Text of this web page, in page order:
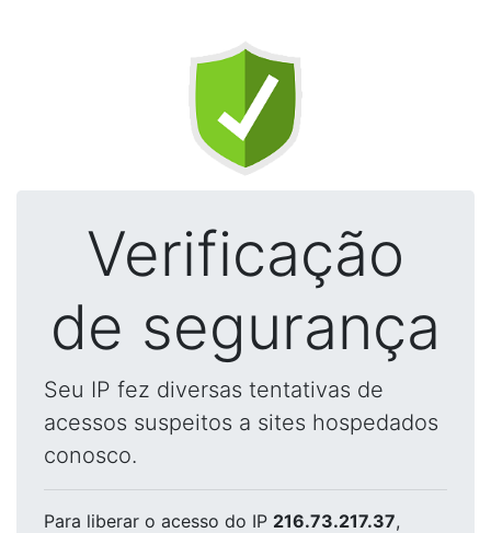
Verificação
de segurança
Seu IP fez diversas tentativas de
acessos suspeitos a sites hospedados
conosco.
Para liberar o acesso do IP 216.73.217.37,